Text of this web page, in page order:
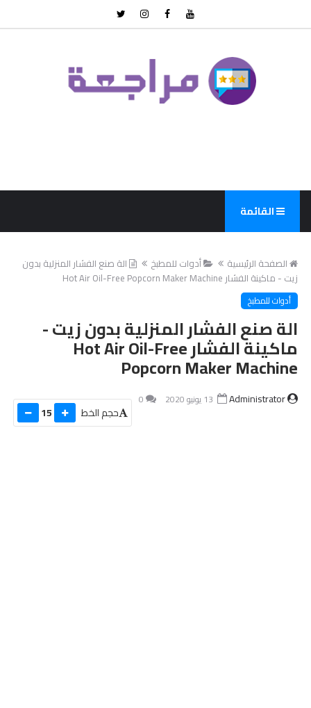
القائمة
الصفحة الرئيسية أدوات للمطبخ
الة صنع الفشار المنزلية بدون
زيت - ماكينة الفشار Hot Air Oil-Free Popcorn Maker Machine
أدوات للمطبخ
الة صنع الفشار المنزلية بدون زيت -
ماكينة الفشار Hot Air Oil-Free
Popcorn Maker Machine
Administrator
0
حجم الخط 15